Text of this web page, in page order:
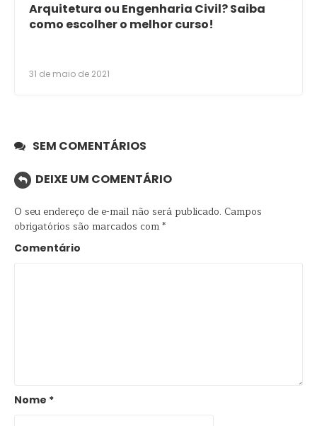
Arquitetura ou Engenharia Civil? Saiba
como escolher o melhor curso!
31 de maio de 2021
SEM COMENTÁRIOS
DEIXE UM COMENTÁRIO
O seu endereço de e-mail não será publicado. Campos
obrigatórios são marcados com*
Comentário
Nome *